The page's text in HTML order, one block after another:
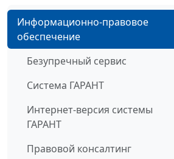
Информационно-правовое
обеспечение
Безупречный сервис
Система ГАРАНТ
Интернет-версия системы
ГАРАНТ
Правовой консалтинг